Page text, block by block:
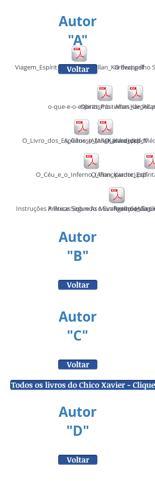
Autor
"A"
Viagem_Espírita_em_1862_(Allan_Kardec).pdf
O Evangelho
Voltar
o-que-e-o-espiritismo - Allan
O_Livro_dos_Espíritos_(Allan_Kardec).pdf
A_Gênese_(Allan_Kardec).pdf
O_Céu_e_o_Inferno_(Allan_Kardec).pdf
Instruções Práticas Sobre As Manifestações
A Prece Segundo o Evangelho (Allan
Autor
"B"
Voltar
Autor
"C"
Voltar
Todos os livros do Chico Xavier -
Autor
"D"
Voltar